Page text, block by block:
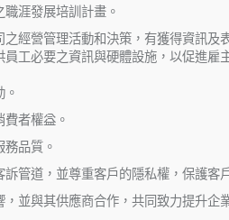
涯發展培訓計畫。
經營管理活動和決策，有獲得資訊及
工必要之資訊與硬體設施，以促進雇
者權益。
品質。
管道，並尊重客戶的隱私權，保護客
並與其供應商合作，共同致力提升企